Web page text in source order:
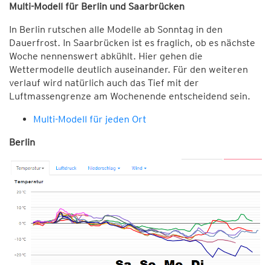
Multi-Modell für Berlin und Saarbrücken
In Berlin rutschen alle Modelle ab Sonntag in den
Dauerfrost. In Saarbrücken ist es fraglich, ob es nächste
Woche nennenswert abkühlt. Hier gehen die
Wettermodelle deutlich auseinander. Für den weiteren
verlauf wird natürlich auch das Tief mit der
Luftmassengrenze am Wochenende entscheidend sein.
Multi-Modell für jeden Ort
Berlin